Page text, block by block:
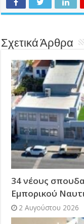
Σχετικά Άρθρα
34 νέους
Εμπορικού
2 Αυγούστου 2026